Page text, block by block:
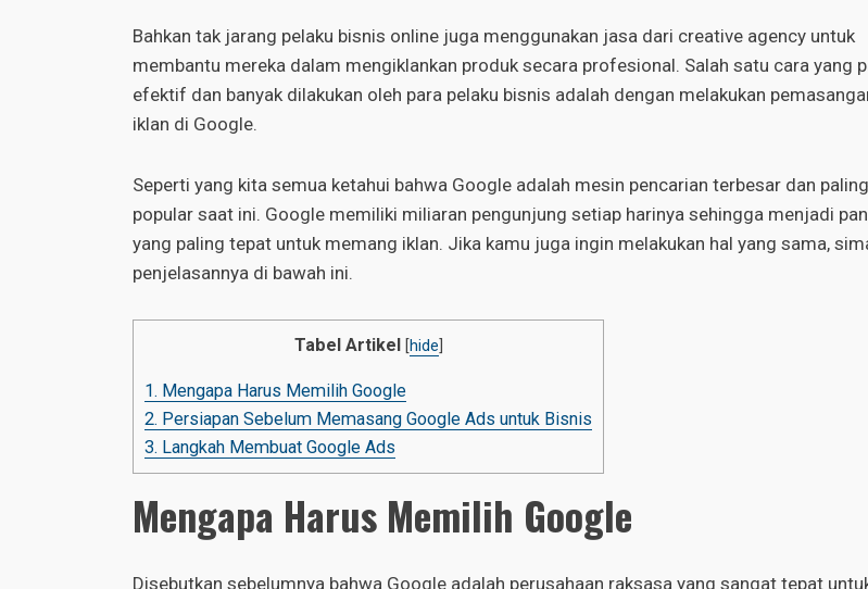
Bahkan tak jarang pelaku bisnis online juga menggunakan jasa dari creative agency untuk
membantu mereka dalam mengiklankan produk secara profesional. Salah satu cara yang
efektif dan banyak dilakukan oleh para pelaku bisnis adalah dengan melakukan
iklan di Google.
Seperti yang kita semua ketahui bahwa Google adalah mesin pencarian terbesar dan paling
popular saat ini. Google memiliki miliaran pengunjung setiap harinya sehingga menjadi
yang paling tepat untuk memang iklan. Jika kamu juga ingin melakukan hal yang sama,
penjelasannya di bawah ini.
Tabel Artikel [hide
1. Mengapa Harus Memilih Google
2. Persiapan Sebelum Memasang Google Ads untuk Bisnis
3. Langkah Membuat Google Ads
Mengapa Harus Memilih Google
Disebutkan sebelumnya bahwa Google adalah perusahaan raksasa yang sangat tepat